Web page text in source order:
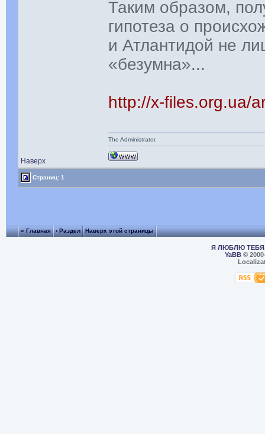
Таким образом,
гипотеза о
и Атлантидой не
«безумна»...
http://x-files.org.ua/
Наверх
The Administrator.
Страниц: 1
« Главная ‹ Раздел Наверх этой страницы
Я ЛЮБЛЮ
YaBB©